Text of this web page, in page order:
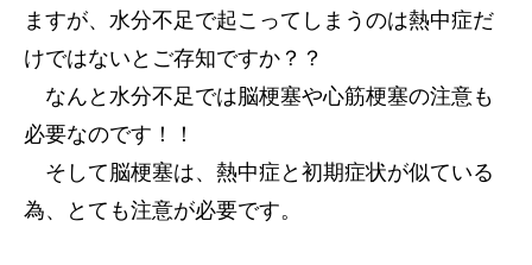
ますが、水分不足で起こってしまうのは熱中症だ
けではないとご存知ですか？？
なんと水分不足では脳梗塞や心筋梗塞の注意も
必要なのです！！
そして脳梗塞は、熱中症と初期症状が似ている
為、とても注意が必要です。
コラム